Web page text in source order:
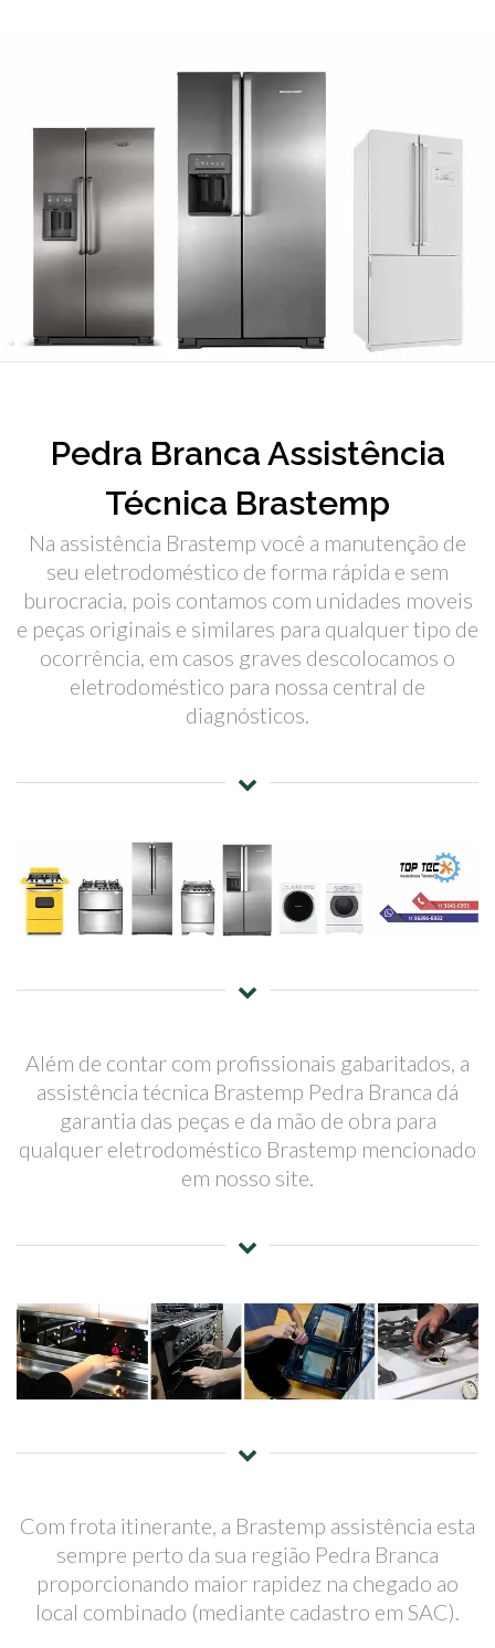
Pedra Branca Assistência
Técnica Brastemp
Na assistência Brastemp você a manutenção de
seu eletrodoméstico de forma rápida e sem
burocracia, pois contamos com unidades moveis
e peças originais e similares para qualquer tipo de
ocorrência, em casos graves descolocamos o
eletrodoméstico para nossa central de
diagnósticos.
Além de contar com profissionais gabaritados, a
assistência técnica Brastemp Pedra Branca dá
garantia das peças e da mão de obra para
qualquer eletrodoméstico Brastemp mencionado
em nosso site.
Com frota itinerante, a Brastemp assistência esta
sempre perto da sua região Pedra Branca
proporcionando maior rapidez na chegado ao
local combinado (mediante cadastro em SAC).